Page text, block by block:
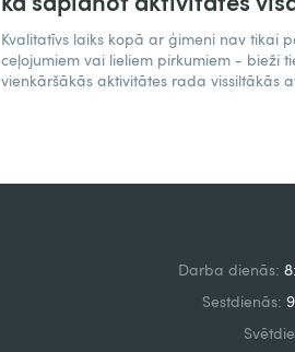
Kvalitatīvs laiks kopā ar ģimeni nav tikai
ceļojumiem vai lieliem pirkumiem - bieži
vienkāršākās aktivitātes rada vissiltākās
Darba dienās:
Sestdienās: